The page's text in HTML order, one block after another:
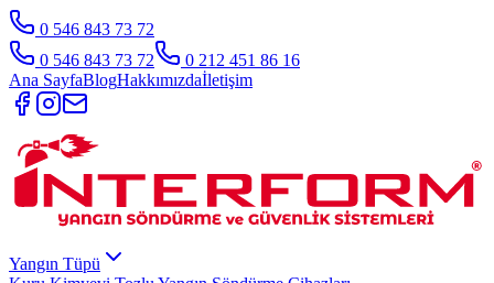
0 546 843 73 72
0 546 843 73 72
0 212 451 86 16
Ana SayfaBlogHakkımızdaİletişim
Yangın Tüpü